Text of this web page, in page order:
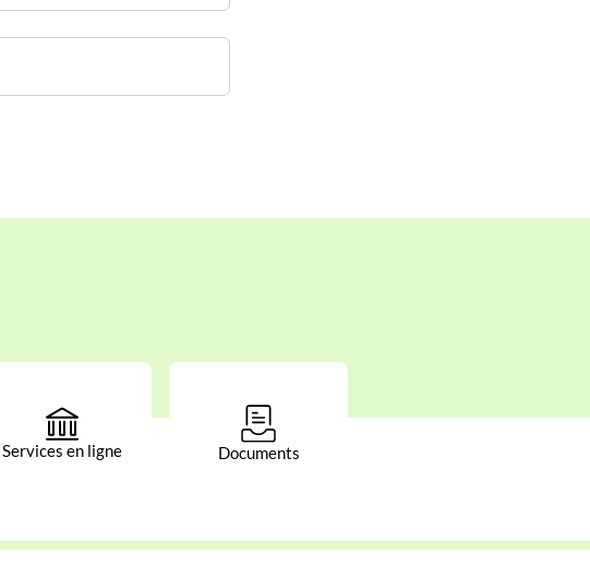
Services en ligne Documents